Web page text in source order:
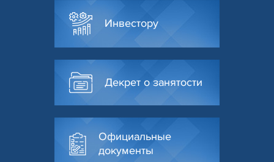
Инвестору
Декрет о занятости
Официальные
документы